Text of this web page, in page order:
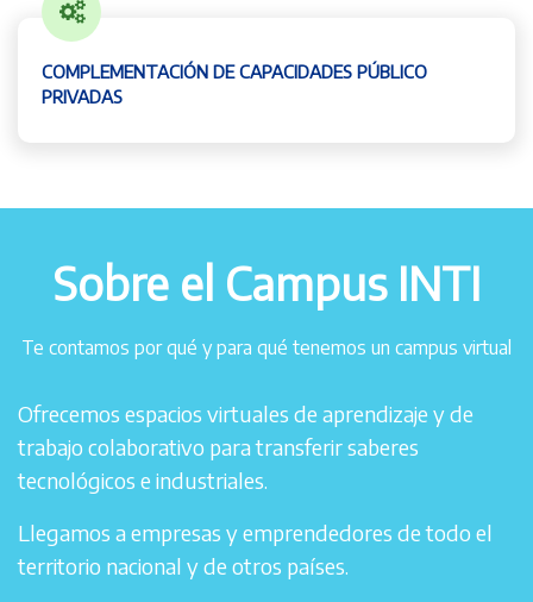
COMPLEMENTACIÓN DE CAPACIDADES PÚBLICO
PRIVADAS
Sobre el Campus INTI
Te contamos por qué y para qué tenemos un campus virtual
Ofrecemos espacios virtuales de aprendizaje y de
trabajo colaborativo para transferir saberes
tecnológicos e industriales.
Llegamos a empresas y emprendedores de todo el
territorio nacional y de otros países.